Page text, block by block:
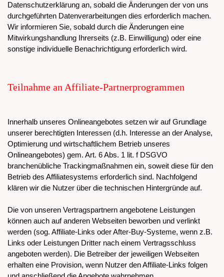
Datenschutzerklärung an, sobald die Änderungen der von uns
durchgeführten Datenverarbeitungen dies erforderlich machen.
Wir informieren Sie, sobald durch die Änderungen eine
Mitwirkungshandlung Ihrerseits (z.B. Einwilligung) oder eine
sonstige individuelle Benachrichtigung erforderlich wird.
Teilnahme an Affiliate-Partnerprogrammen
Innerhalb unseres Onlineangebotes setzen wir auf Grundlage
unserer berechtigten Interessen (d.h. Interesse an der Analyse,
Optimierung und wirtschaftlichem Betrieb unseres
Onlineangebotes) gem. Art. 6 Abs. 1 lit. f DSGVO
branchenübliche Trackingmaßnahmen ein, soweit diese für den
Betrieb des Affiliatesystems erforderlich sind. Nachfolgend
klären wir die Nutzer über die technischen Hintergründe auf.
Die von unseren Vertragspartnern angebotene Leistungen
können auch auf anderen Webseiten beworben und verlinkt
werden (sog. Affiliate-Links oder After-Buy-Systeme, wenn z.B.
Links oder Leistungen Dritter nach einem Vertragsschluss
angeboten werden). Die Betreiber der jeweiligen Webseiten
erhalten eine Provision, wenn Nutzer den Affiliate-Links folgen